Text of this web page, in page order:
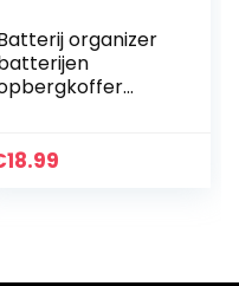
organizer
18.99